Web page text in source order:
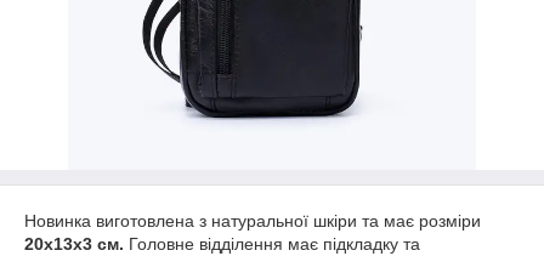
Новинка виготовлена з натуральної шкіри та має розміри
20х13х3 см. Головне відділення має підкладку та